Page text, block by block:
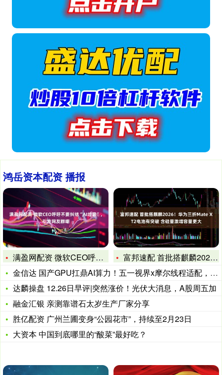
鸿岳资本配资 播报
满盈网配资 微软CEO呼吁不要纠结“AI垃圾”，引发网友群嘲
富邦速配 首批搭麒麟2026！华为三折Mate XT2电池有
金信达 国产GPU扛鼎AI算力！五一视界x摩尔线程适配，高负
达麟操盘 12.26日早评|突然涨价！光伏大消息，A股周五加
融金汇银 亲测靠谱石太岁生产厂家分享
胜亿配资 广州兰圃变身“公园花市”，持续至2月23日
大资本 中国到底哪里的“酸菜”最好吃？